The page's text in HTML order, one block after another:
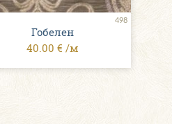
498
Гобелен
40.00 € /м